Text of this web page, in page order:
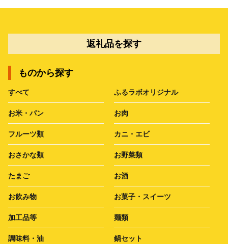
返礼品を探す
ものから探す
すべて ふるラボオリジナル
お米・パン お肉
フルーツ類 カニ・エビ
おさかな類 お野菜類
たまご お酒
お飲み物 お菓子・スイーツ
加工品等 麺類
調味料・油 鍋セット